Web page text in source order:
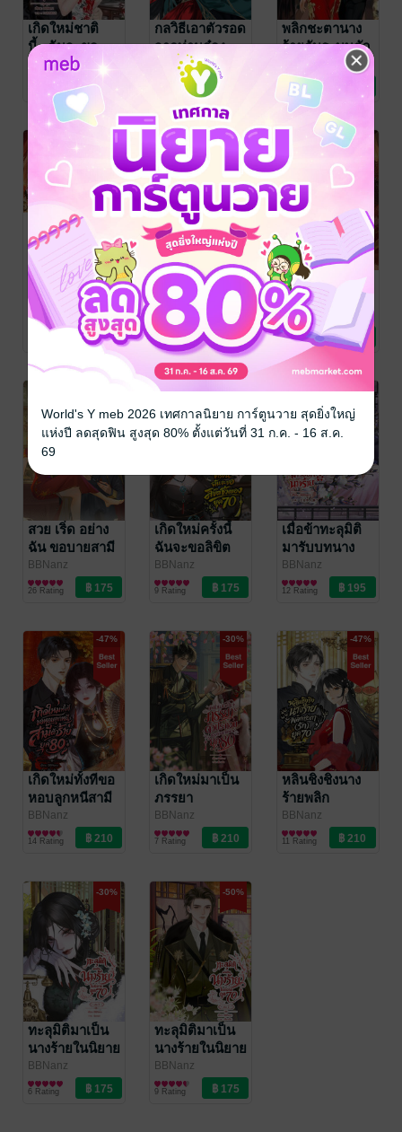
เกิดใหม่ชาติ
นี้...ฉันจะขอ
หย่ากับคุณ ยุค
BBNanz
นิยายรักจีนโบราณ
31 Rating
กลวิธีเอาตัวรอด
จากท่านอ๋อง
ปีศาจ
BBNanz
นิยายรักจีนโบราณ
10 Rating
พลิกชะตานาง
ร้ายกับระบบตัว
ป่วน ยุค 80
BBNanz
นิยายรักจีนโบราณ
13 Rating
-51%
SET ทะลุมิติเข้า
มาในนิยายวาย
BBNanz
นิยายรักจีนโบราณ
-47%
ลิขิตรักข้ามภพ
มาเป็นมารดา
ของเจ้าก้อนแป้ง
BBNanz
นิยายรักจีนโบราณ
40 Rating
-47%
ตัวประกอบ
อย่าง
ข้า(เผลอ)จีบ
พระเอกธงแดง
โดยไม่รู้ตัว
BBNanz
นิยายรักจีนโบราณ
33 Rating
สวย เริ่ด อย่าง
ฉัน ขอบายสามี
เฮงซวย ยุค80
BBNanz
นิยายรักจีนโบราณ
26 Rating
เกิดใหม่ครั้งนี้
ฉันจะขอลิขิต
ชีวิตเอง ยุค70
BBNanz
นิยายรักจีนโบราณ
9 Rating
-51%
เมื่อข้าทะลุมิติ
มารับบทนาง
ร้าย
BBNanz
นิยายรักจีนโบราณ
12 Rating
-47%
เกิดใหม่ทั้งทีขอ
หอบลูกหนีสามี
ตัวร้าย ยุค80
BBNanz
นิยายรักจีนโบราณ
14 Rating
-30%
เกิดใหม่มาเป็น
ภรรยา
ตัวประกอบของ
ท่านนายพล
BBNanz
นิยายรักจีนโบราณ
7 Rating
-47%
หลินชิงชิงนาง
ร้ายพลิก
ชะตา(รัก)ยุค70
BBNanz
นิยายรักจีนโบราณ
11 Rating
-30%
ทะลุมิติมาเป็น
นางร้ายในนิยาย
ยุค 70 เล่ม 1
BBNanz
นิยายรักจีนโบราณ
6 Rating
-50%
ทะลุมิติมาเป็น
นางร้ายในนิยาย
ยุค 70 เล่ม 2
BBNanz
นิยายรักจีนโบราณ
9 Rating
World's Y meb 2026 เทศกาลนิยาย การ์ตูนวาย สุดยิ่งใหญ่
แห่งปี ลดสุดฟิน สูงสุด 80% ตั้งแต่วันที่ 31 ก.ค. - 16 ส.ค.
69